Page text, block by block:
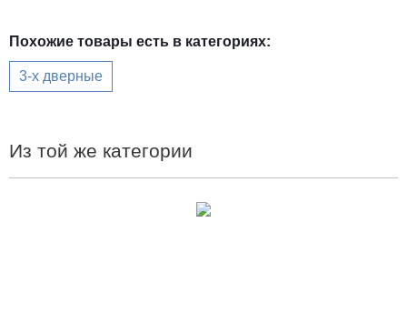
Похожие товары есть в категориях:
3-х дверные
Из той же категории